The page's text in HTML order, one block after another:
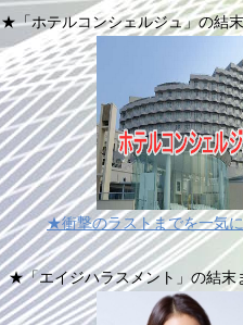
★「ホテルコンシェルジュ」の結
★衝撃のラストまでを一気に
★「エイジハラスメント」の結末